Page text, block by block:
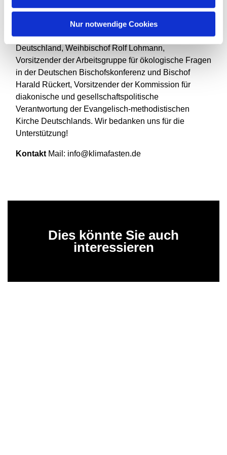
Nur notwendige Cookies
Zukunft begleiten uns unsere Schirmherr*innen
Landesbischöfin Kristina Kühnbaum-Schmidt,
Schöpfungsbeauftragte der Evangelischen Kirche in
Deutschland, Weihbischof Rolf Lohmann,
Vorsitzender der Arbeitsgruppe für ökologische Fragen
in der Deutschen Bischofskonferenz und Bischof
Harald Rückert, Vorsitzender der Kommission für
diakonische und gesellschaftspolitische
Verantwortung der Evangelisch-methodistischen
Kirche Deutschlands. Wir bedanken uns für die
Unterstützung!
Kontakt Mail: info@klimafasten.de
Dies könnte Sie auch
interessieren